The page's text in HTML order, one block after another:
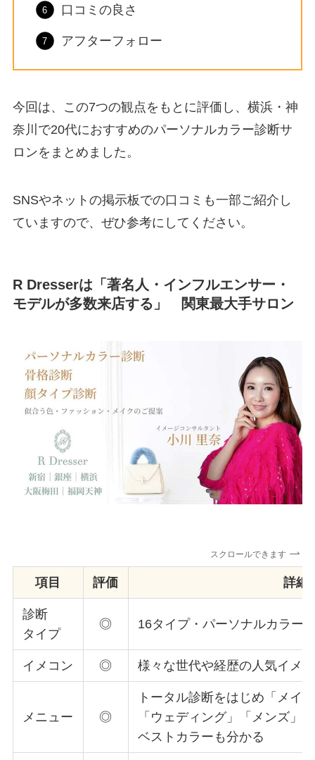
口コミの良さ
アフターフォロー
今回は、この7つの観点をもとに評価し、横浜・神
奈川で20代におすすめのパーソナルカラー診断サ
ロンをまとめました。
SNSやネットの掲示板での口コミも一部ご紹介し
ていますので、ぜひ参考にしてください。
R Dresserは「著名人・インフルエンサー・
モデルが多数来店する」 関東最大手サロン
スクロールできます
項目 評価 詳細
診断
タイプ
◎ 16タイプ・パーソナルカラー
イメコン ◎ 様々な世代や経歴の人気イメ
メニュー ◎
トータル診断をはじめ「メイ
「ウェディング」「メンズ」
ベストカラーも分かる